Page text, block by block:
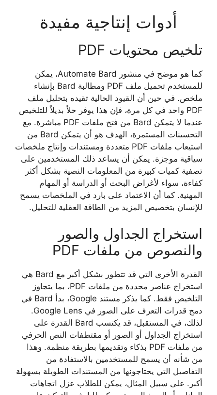
أدوات إنتاجية مفيدة
تلخيص محتويات PDF
كما هو موضح في منشور Automate Bard، يمكن
للمستخدم تحميل ملف PDF ومطالبة Bard بإنشاء
ملخص. في حين أن القيود الحالية تقيده بتحليل ملف
PDF واحد في كل مرة، فإن هذا يوفر حلاً بديلاً للتلخيص
عندما لا يتمكن Bard من فتح ملفات PDF مباشرة. مع
التحسينات المستمرة، الهدف هو أن يتمكن Bard من
استيعاب ملفات PDF متعددة ومستندات وإنتاج ملخصات
سياقية موجزة. يمكن أن يساعد ذلك المستخدمين على
تصفية كميات كبيرة من المعلومات النصية بشكل أكثر
كفاءة، سواء لأغراض البحث أو الدراسة أو المهام
المهنية. كما أن الاعتماد على بارد في الملخصات يسمح
للإنسان بتخصيص المزيد من الطاقة العقلية للتحليل.
استخراج الجداول والصور
والنصوص من ملفات PDF
القدرة الأخرى التي قد تتطور بشكل أكبر مع Bard هي
استخراج عناصر محددة من ملفات PDF، بما يتجاوز
التلخيص فقط. كما يذكر مستند Google، بدأ Bard في
دمج قدرات التعرف على الصور في Google Lens.
لذلك، في المستقبل، قد يكتسب Bard القدرة على
استخراج الجداول أو الصور أو مقتطفات النص الحرفي
من ملفات PDF بذكاء وتقديمها بطريقة منظمة. وهذا
من شأنه أن يسمح للمستخدمين بالاستفادة من
التفاصيل التي يحتاجونها من المستندات الطويلة بسهولة
أكبر. على سبيل المثال، يمكن للطلاب عزل اتجاهات